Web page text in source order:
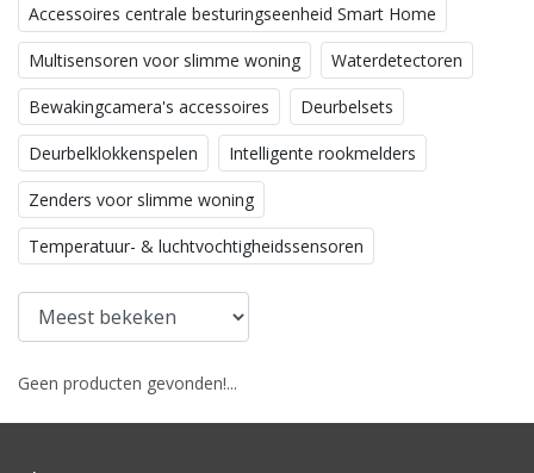
Accessoires centrale besturingseenheid Smart Home
Multisensoren voor slimme woning Waterdetectoren
Bewakingcamera's accessoires Deurbelsets
Deurbelklokkenspelen Intelligente rookmelders
Zenders voor slimme woning
Temperatuur- & luchtvochtigheidssensoren
Geen producten gevonden!...